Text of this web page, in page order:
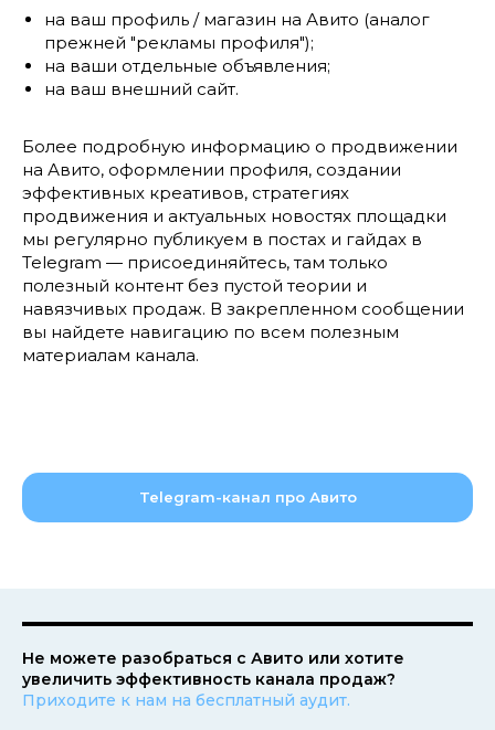
на ваш профиль / магазин на Авито (аналог
прежней "рекламы профиля");
на ваши отдельные объявления;
на ваш внешний сайт.
Более подробную информацию о продвижении
на Авито, оформлении профиля, создании
эффективных креативов, стратегиях
продвижения и актуальных новостях площадки
мы регулярно публикуем в постах и гайдах в
Telegram — присоединяйтесь, там только
полезный контент без пустой теории и
навязчивых продаж. В закрепленном сообщении
вы найдете навигацию по всем полезным
материалам канала.
Telegram-канал про Авито
Не можете разобраться с Авито или хотите
увеличить эффективность канала продаж?
Приходите к нам на бесплатный аудит.